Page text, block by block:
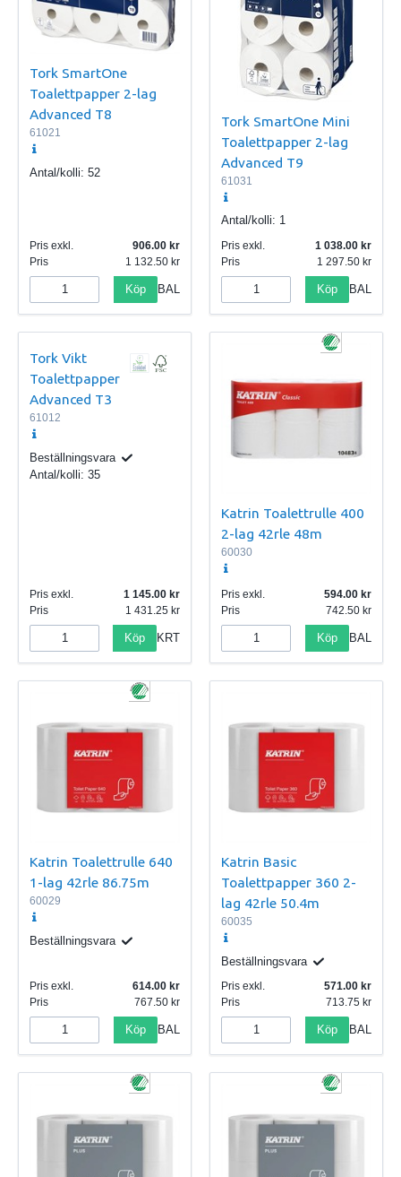
Tork SmartOne
Toalettpapper 2-lag
Advanced T8
61021
Antal/kolli: 52
Pris exkl.
906.00
Pris
1 132.50
Köp BAL
Tork SmartOne Mini
Toalettpapper 2-lag
Advanced T9
61031
Antal/kolli: 1
Pris exkl.
1 038.00
Pris
1 297.50
Köp BAL
Tork Vikt
Toalettpapper
Advanced T3
61012
Beställningsvara
Antal/kolli: 35
Pris exkl.
1 145.00
Pris
1 431.25
Köp KRT
Katrin Toalettrulle 400
2-lag 42rle 48m
60030
Pris exkl.
594.00
Pris
742.50
Köp BAL
Katrin Toalettrulle 640
1-lag 42rle 86.75m
60029
Beställningsvara
Pris exkl.
614.00
Pris
767.50
Köp BAL
Katrin Basic
Toalettpapper 360 2-
lag 42rle 50.4m
60035
Beställningsvara
Pris exkl.
571.00
Pris
713.75
Köp BAL